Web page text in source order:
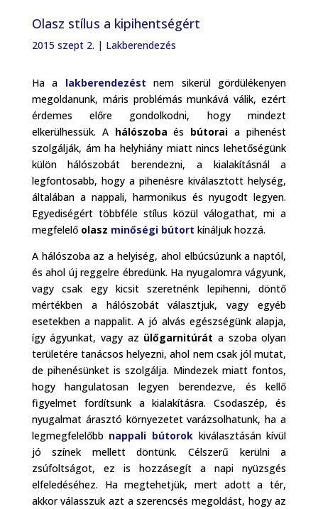
Olasz stílus a kipihentségért
2015 szept 2. | Lakberendezés
Ha a lakberendezést nem sikerül gördülékenyen
megoldanunk, máris problémás munkává válik, ezért
érdemes előre gondolkodni, hogy mindezt
elkerülhessük. A hálószoba és bútorai a pihenést
szolgálják, ám ha helyhiány miatt nincs lehetőségünk
külön hálószobát berendezni, a kialakításnál a
legfontosabb, hogy a pihenésre kiválasztott helység,
általában a nappali, harmonikus és nyugodt legyen.
Egyediségért többféle stílus közül válogathat, mi a
megfelelő olasz minőségi bútort kínáljuk hozzá.
A hálószoba az a helyiség, ahol elbúcsúzunk a naptól,
és ahol új reggelre ébredünk. Ha nyugalomra vágyunk,
vagy csak egy kicsit szeretnénk lepihenni, döntő
mértékben a hálószobát választjuk, vagy egyéb
esetekben a nappalit. A jó alvás egészségünk alapja,
így ágyunkat, vagy az ülőgarnitúrát a szoba olyan
területére tanácsos helyezni, ahol nem csak jól mutat,
de pihenésünket is szolgálja. Mindezek miatt fontos,
hogy hangulatosan legyen berendezve, és kellő
figyelmet fordítsunk a kialakításra. Csodaszép, és
nyugalmat árasztó környezetet varázsolhatunk, ha a
legmegfelelőbb nappali bútorok kiválasztásán kívül
jó színek mellett döntünk. Célszerű kerülni a
zsúfoltságot, ez is hozzásegít a napi nyüzsgés
elfeledéséhez. Ha megtehetjük, mert adott a tér,
akkor válasszuk azt a szerencsés megoldást, hogy az